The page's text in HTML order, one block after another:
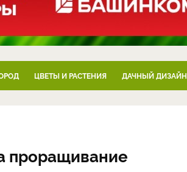
ЦВЕТЫ И РАСТЕНИЯ ДАЧНЫЙ ДИЗАЙН
проращивание